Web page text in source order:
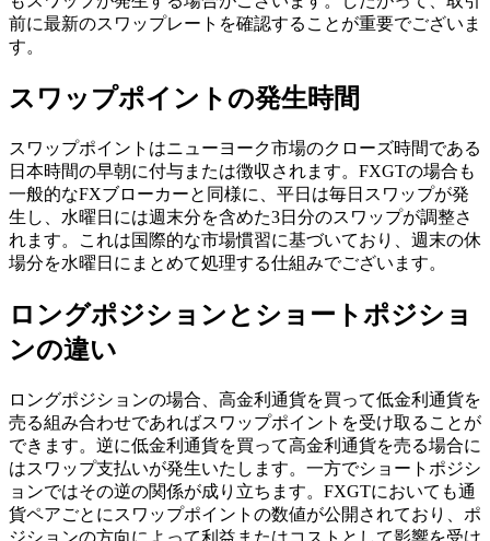
前に最新のスワップレートを確認することが重要でございま
す。
スワップポイントの発生時間
スワップポイントはニューヨーク市場のクローズ時間である
日本時間の早朝に付与または徴収されます。FXGTの場合も
一般的なFXブローカーと同様に、平日は毎日スワップが発
生し、水曜日には週末分を含めた3日分のスワップが調整さ
れます。これは国際的な市場慣習に基づいており、週末の休
場分を水曜日にまとめて処理する仕組みでございます。
ロングポジションとショートポジショ
ンの違い
ロングポジションの場合、高金利通貨を買って低金利通貨を
売る組み合わせであればスワップポイントを受け取ることが
できます。逆に低金利通貨を買って高金利通貨を売る場合に
はスワップ支払いが発生いたします。一方でショートポジシ
ョンではその逆の関係が成り立ちます。FXGTにおいても通
貨ペアごとにスワップポイントの数値が公開されており、ポ
ジションの方向によって利益またはコストとして影響を受け